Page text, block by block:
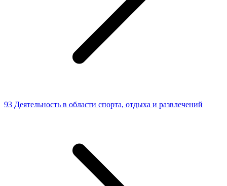
93 Деятельность в области спорта, отдыха и развлечений